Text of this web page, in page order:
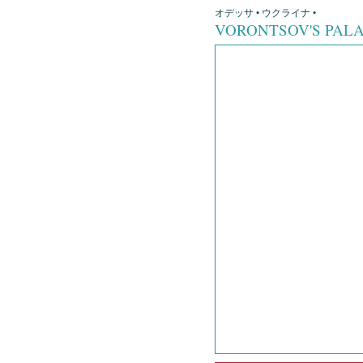
オデッサ • ウクライナ •
VORONTSOV'S